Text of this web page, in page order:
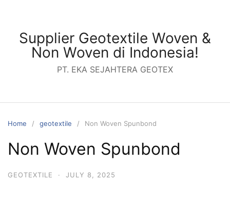
contentSupplier Geotextile Woven &
Non Woven di Indonesia!
PT. EKA SEJAHTERA GEOTEX
Home geotextile Non Woven Spunbond
Non Woven Spunbond
GEOTEXTILE · JULY 8, 2025